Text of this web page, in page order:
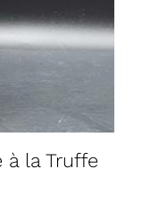
à la Truffe